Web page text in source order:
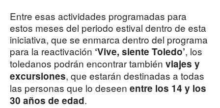
Entre esas actividades programadas para
estos meses del periodo estival dentro de esta
iniciativa, que se enmarca dentro del programa
para la reactivación ‘Vive, siente Toledo’, los
toledanos podrán encontrar también viajes y
excursiones, que estarán destinadas a todas
las personas que lo deseen entre los 14 y los
30 años de edad.